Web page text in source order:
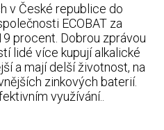
v České republice do
ECOBAT za
procent. Dobrou zprávou
lidé více kupují alkalické
a mají delší životnost, na
zinkových baterií.
využívání..